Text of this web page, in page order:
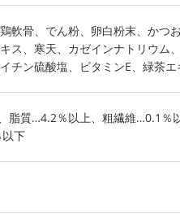
軟骨、でん粉、卵白粉末、かつ
ス、寒天、カゼインナトリウム、
チン硫酸塩、ビタミンE、緑茶
脂質…4.2％以上、粗繊維…0.1％
下